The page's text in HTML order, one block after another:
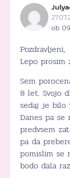
ob
Pozdravljeni,
Lepo prosim
Sem
8 let. Svojo
sedaj je bilo
Danes pa
predvsem
pa da
pomislim se
bodo dala